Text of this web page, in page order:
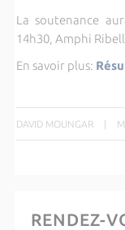
La soutenance
14h30, Amphi
En savoir plus:
DAVID MOUNGAR |
RENDEZ-